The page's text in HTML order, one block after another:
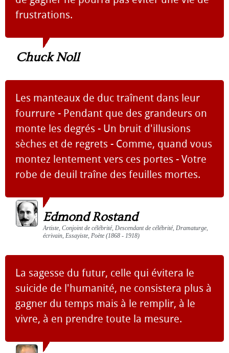
frustrations.
Chuck Noll
Les manteaux de duc traînent dans leur
fourrure - Pendant que des grandeurs on
monte les degrés - Un bruit d'illusions
sèches et de regrets - Comme, quand vous
montez lentement vers ces portes - Votre
robe de deuil traîne des feuilles mortes.
Edmond Rostand
Artiste, Conjoint de célébrité, Descendant de célébrité, Dramaturge,
écrivain, Essayiste, Poète (1868 - 1918)
La sagesse du futur, celle qui évitera le
suicide de l'humanité, ne consistera plus à
gagner du temps mais à le remplir, à le
vivre, à en prendre toute la mesure.